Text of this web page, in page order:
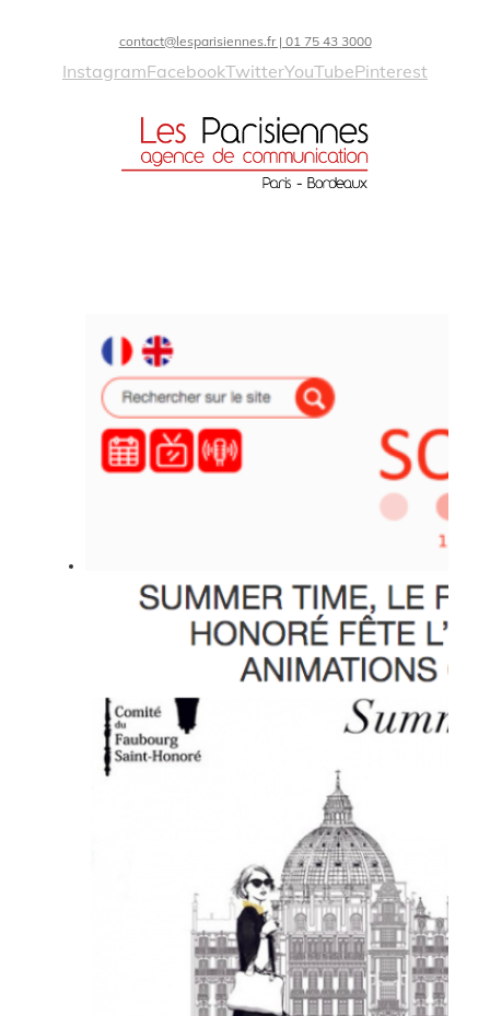
contact@lesparisiennes.fr | 01 75 43 3000
InstagramFacebookTwitterYouTubePinterest